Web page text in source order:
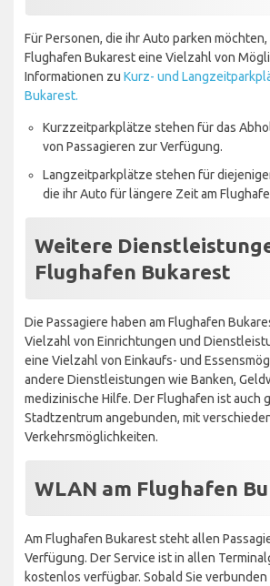
Für Personen, die ihr Auto parken
Flughafen Bukarest eine Vielzahl von
Informationen zu Kurz- und
Bukarest.
Kurzzeitparkplätze stehen für das
von Passagieren zur Verfügung.
Langzeitparkplätze stehen für
die ihr Auto für längere Zeit am
Weitere
Flughafen Bukarest
Die Passagiere haben am Flughafen
Vielzahl von Einrichtungen und
eine Vielzahl von Einkaufs- und
andere Dienstleistungen wie Banken,
medizinische Hilfe. Der Flughafen ist auch
Stadtzentrum angebunden, mit
Verkehrsmöglichkeiten.
WLAN am Flughafen
Am Flughafen Bukarest steht allen
Verfügung. Der Service ist in allen
kostenlos verfügbar. Sobald Sie verbunden